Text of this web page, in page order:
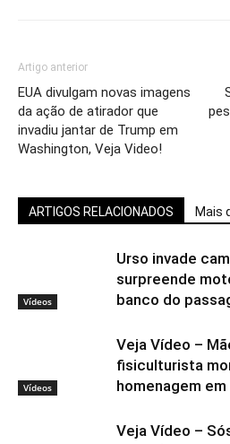
Artigo anterior
EUA divulgam novas imagens
da ação de atirador que
invadiu jantar de Trump em
Washington, Veja Video!
ARTIGOS RELACIONADOS Mais
Vídeos
Urso invade
surpreende
banco do
Vídeos
Veja Vídeo –
fisiculturista
homenagem
Veja Vídeo –